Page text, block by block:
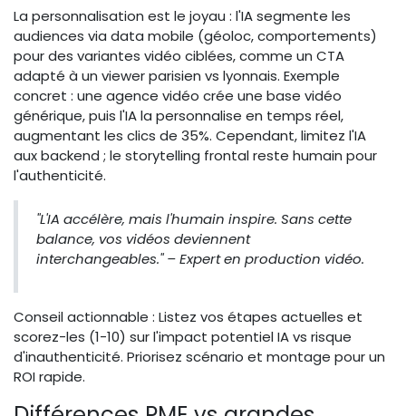
La personnalisation est le joyau : l'IA segmente les
audiences via data mobile (géoloc, comportements)
pour des variantes vidéo ciblées, comme un CTA
adapté à un viewer parisien vs lyonnais. Exemple
concret : une agence vidéo crée une base vidéo
générique, puis l'IA la personnalise en temps réel,
augmentant les clics de 35%. Cependant, limitez l'IA
aux backend ; le storytelling frontal reste humain pour
l'authenticité.
"L'IA accélère, mais l'humain inspire. Sans cette
balance, vos vidéos deviennent
interchangeables." – Expert en production vidéo.
Conseil actionnable : Listez vos étapes actuelles et
scorez-les (1-10) sur l'impact potentiel IA vs risque
d'inauthenticité. Priorisez scénario et montage pour un
ROI rapide.